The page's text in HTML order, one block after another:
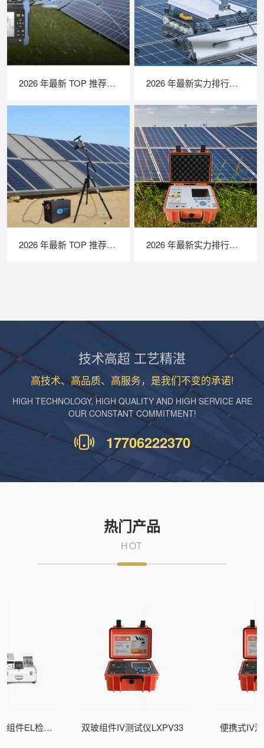
2026 年最新 TOP 推荐｜绝缘接地综合测试仪实力排行，LAILX LXH601 深度测评 2026 年最新实力排行｜光伏清洗机器人 TOP 推荐，LAILX LX‑H403 深度解析
2026 年最新 TOP 推荐｜便携式 EL 检测仪实力排行，LAILX LXG50 深度测评 2026 年最新实力排行｜便携式 IV 测试仪 TOP 推荐，LAILX LX‑PV31 深度解析
技术高超 工艺精湛
高技术、高品质、高服务，是我们不变的承诺!
HIGH TECHNOLOGY, HIGH QUALITY AND HIGH SERVICE ARE
OUR CONSTANT COMMITMENT!
17706222370
热门产品
HOT
组件EL检测
双玻组件IV测试仪LXPV33 便携式IV